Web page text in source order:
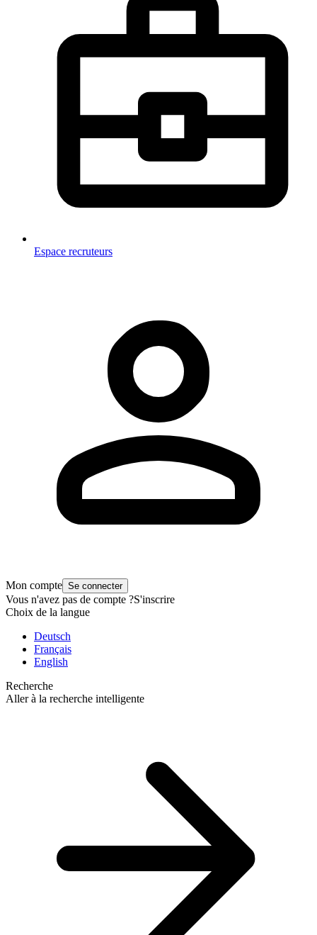
Espace recruteurs
Mon compte Se connecter
Vous n'avez pas de compte ?S'inscrire
Choix de la langue
Deutsch
Français
English
Recherche
Aller à la recherche intelligente